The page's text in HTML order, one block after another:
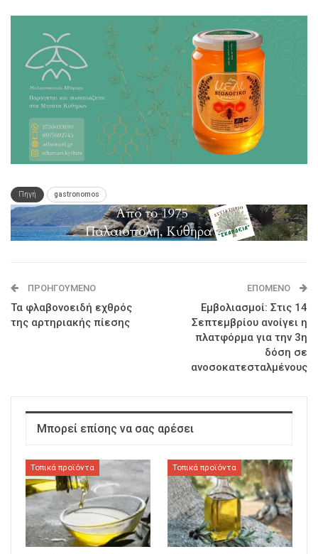
Πηγή gastronomos
ΠΡΟΗΓΟΎΜΕΝΟ
Τα φλαβονοειδή εχθρός
της αρτηριακής πίεσης
ΕΠΌΜΕΝΟ
Εμβολιασμοί: Στις 14
Σεπτεμβρίου ανοίγει η
πλατφόρμα για την 3η
δόση σε
ανοσοκατεσταλμένους
Μπορεί επίσης να σας αρέσει
Τοπικά προϊόντα Τοπικά προϊόντα